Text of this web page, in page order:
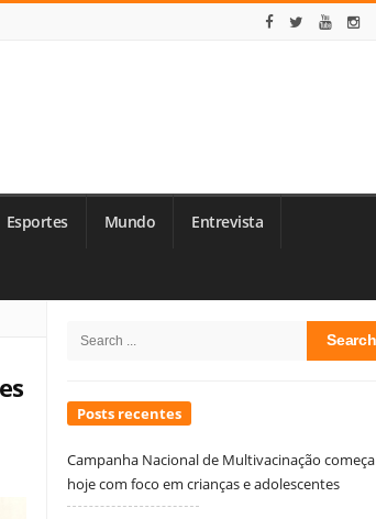
Esportes Mundo Entrevista
Sidebar
Search
Posts recentes
Campanha Nacional de Multivacinação começa
hoje com foco em crianças e adolescentes